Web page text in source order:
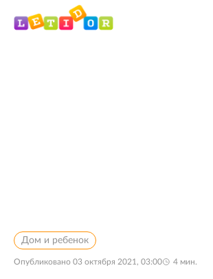
Дом и ребенок
Опубликовано 03 октября 2021, 03:00 4 мин.